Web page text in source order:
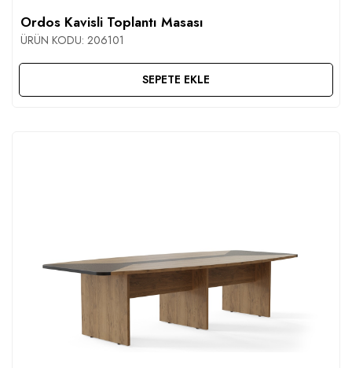
Ordos Kavisli Toplantı Masası
ÜRÜN KODU: 206101
SEPETE EKLE